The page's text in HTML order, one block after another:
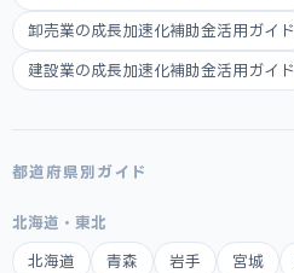
卸売業の成長加速化補助金活用ガイド
建設業の成長加速化補助金活用ガイド
都道府県別ガイド
北海道・東北
北海道 青森 岩手 宮城